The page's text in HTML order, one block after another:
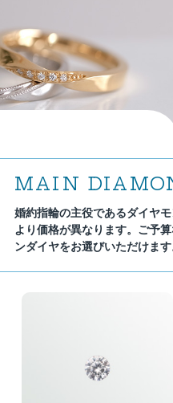
MAIN
婚約指輪の主役であるダイヤ
より価格が異なります。ご予
ンダイヤをお選びいただけます